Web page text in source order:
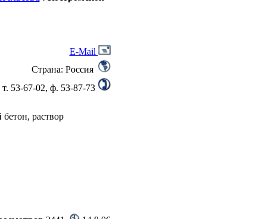
E-Mail
Страна: Россия
т. 53-67-02, ф. 53-87-73
раствор